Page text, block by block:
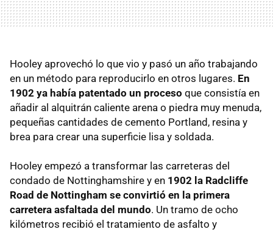
Hooley aprovechó lo que vio y pasó un año trabajando
en un método para reproducirlo en otros lugares. En
1902 ya había patentado un proceso que consistía en
añadir al alquitrán caliente arena o piedra muy menuda,
pequeñas cantidades de cemento Portland, resina y
brea para crear una superficie lisa y soldada.
Hooley empezó a transformar las carreteras del
condado de Nottinghamshire y en 1902 la Radcliffe
Road de Nottingham se convirtió en la primera
carretera asfaltada del mundo. Un tramo de ocho
kilómetros recibió el tratamiento de asfalto y